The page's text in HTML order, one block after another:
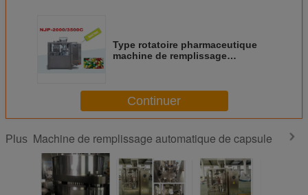
Type rotatoire pharmaceutique
machine de remplissage
Continuer
Plus Machine de remplissage automatique de capsule